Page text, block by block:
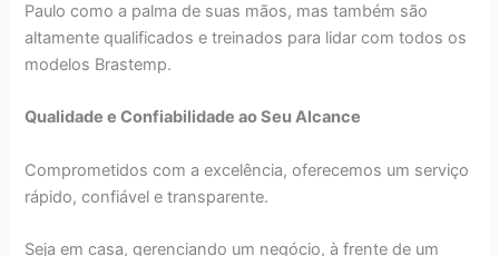
Paulo como a palma de suas mãos, mas também são
altamente qualificados e treinados para lidar com todos os
modelos Brastemp.
Qualidade e Confiabilidade ao Seu Alcance
Comprometidos com a excelência, oferecemos um serviço
rápido, confiável e transparente.
Seja em casa, gerenciando um negócio, à frente de um